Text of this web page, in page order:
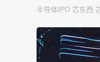
半导体IPO 芯东西